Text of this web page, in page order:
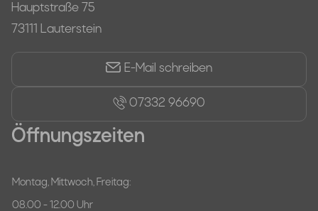
Hauptstraße 75
73111 Lauterstein
E-Mail schreiben
07332 96690
Öffnungszeiten
Montag, Mittwoch, Freitag:
08.00 - 12.00 Uhr